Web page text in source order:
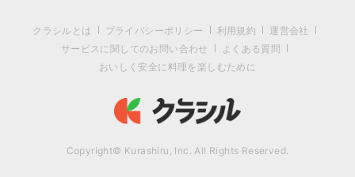
クラシルとは プライバシーポリシー 利用規約
運営会社
サービスに関してのお問い合わせ
よくある質問
おいしく安全に料理を楽しむために
Copyright© Kurashiru, Inc. All Rights Reserved.